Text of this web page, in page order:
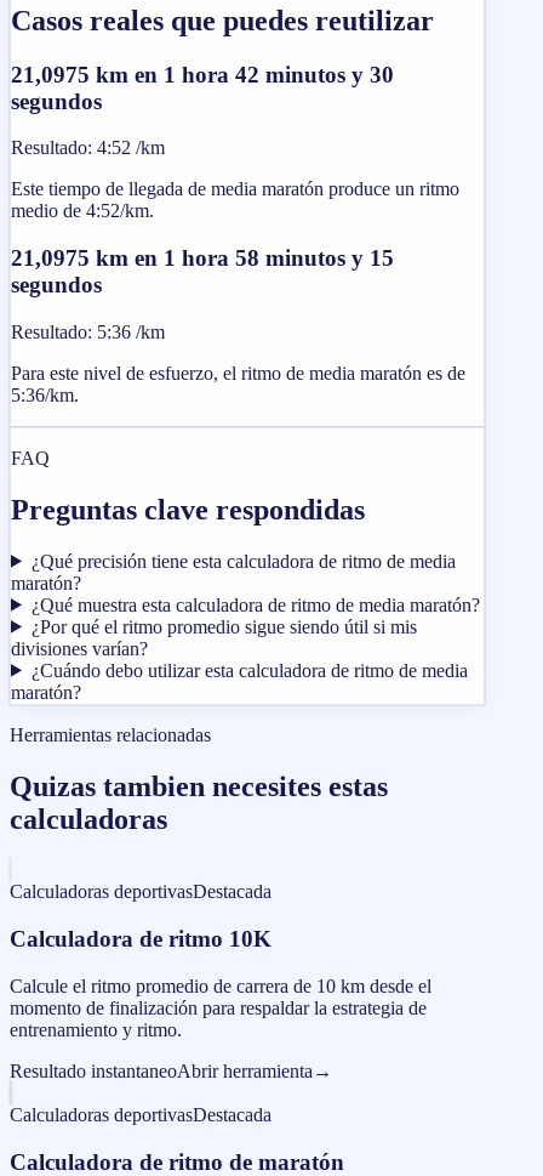
Casos reales que puedes reutilizar
21,0975 km en 1 hora 42 minutos y 30
segundos
Resultado: 4:52 /km
Este tiempo de llegada de media maratón produce un ritmo
medio de 4:52/km.
21,0975 km en 1 hora 58 minutos y 15
segundos
Resultado: 5:36 /km
Para este nivel de esfuerzo, el ritmo de media maratón es de
5:36/km.
FAQ
Preguntas clave respondidas
¿Qué precisión tiene esta calculadora de ritmo de media
maratón?
¿Qué muestra esta calculadora de ritmo de media maratón?
¿Por qué el ritmo promedio sigue siendo útil si mis
divisiones varían?
¿Cuándo debo utilizar esta calculadora de ritmo de media
maratón?
Herramientas relacionadas
Quizas tambien necesites estas
calculadoras
Calculadoras deportivasDestacada
Calculadora de ritmo 10K
Calcule el ritmo promedio de carrera de 10 km desde el
momento de finalización para respaldar la estrategia de
entrenamiento y ritmo.
Resultado instantaneoAbrir herramienta →
Calculadoras deportivasDestacada
Calculadora de ritmo de maratón